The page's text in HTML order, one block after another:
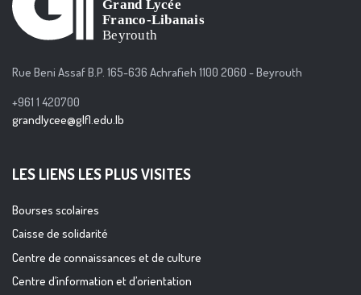
Rue Beni Assaf B.P. 165-636 Achrafieh 1100 2060 - Beyrouth
+961 1 420700
grandlycee@glfl.edu.lb
LES LIENS LES PLUS VISITES
Bourses scolaires
Caisse de solidarité
Centre de connaissances et de culture
Centre d’information et d’orientation